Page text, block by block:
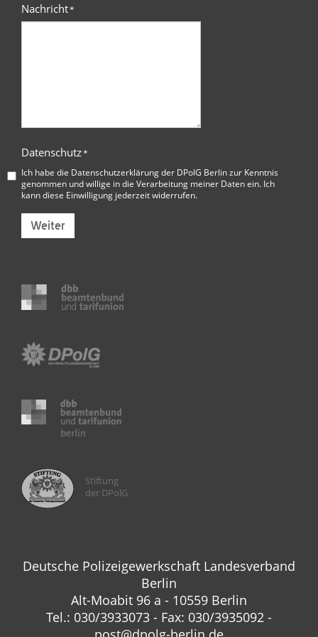
Nachricht*
Datenschutz*
Ich habe die Datenschutzerklärung der DPolG Berlinzur Kenntnis
genommen und willige in die Verarbeitung meiner Daten ein. Ich
kann diese Einwilligung jederzeit widerrufen.
Weiter
Stiftung
der DPolG
Deutsche Polizeigewerkschaft Landesverband
Berlin
Alt-Moabit 96 a - 10559 Berlin
Tel.: 030/3933073 - Fax: 030/3935092 -